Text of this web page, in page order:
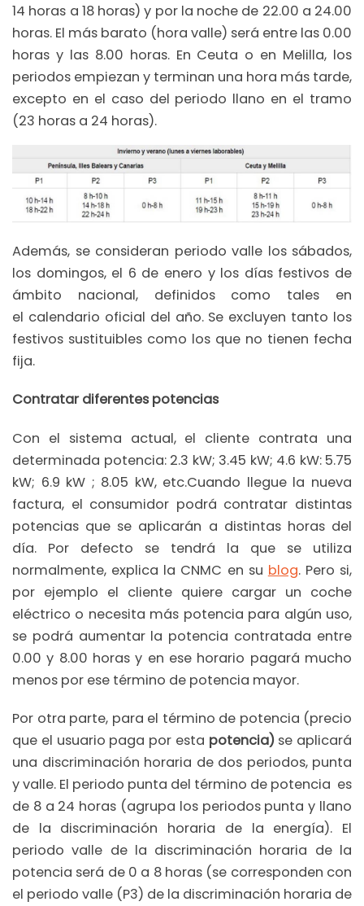
14 horas a 18 horas) y por la noche de 22.00 a 24.00
horas. El más barato (hora valle) será entre las 0.00
horas y las 8.00 horas. En Ceuta o en Melilla, los
periodos empiezan y terminan una hora más tarde,
excepto en el caso del periodo llano en el tramo
(23 horas a 24 horas).
Además, se consideran periodo valle los sábados,
los domingos, el 6 de enero y los días festivos de
ámbito nacional, definidos como tales en
el calendario oficial del año. Se excluyen tanto los
festivos sustituibles como los que no tienen fecha
fija.
Contratar diferentes potencias
Con el sistema actual, el cliente contrata una
determinada potencia: 2.3 kW; 3.45 kW; 4.6 kW: 5.75
kW; 6.9 kW ; 8.05 kW, etc.Cuando llegue la nueva
factura, el consumidor podrá contratar distintas
potencias que se aplicarán a distintas horas del
día. Por defecto se tendrá la que se utiliza
normalmente, explica la CNMC en su blog. Pero si,
por ejemplo el cliente quiere cargar un coche
eléctrico o necesita más potencia para algún uso,
se podrá aumentar la potencia contratada entre
0.00 y 8.00 horas y en ese horario pagará mucho
menos por ese término de potencia mayor.
Por otra parte, para el término de potencia (precio
que el usuario paga por esta potencia)se aplicará
una discriminación horaria de dos periodos, punta
y valle. El periodo punta del término de potencia es
de 8 a 24 horas (agrupa los periodos punta y llano
de la discriminación horaria de la energía). El
periodo valle de la discriminación horaria de la
potencia será de 0 a 8 horas (se corresponden con
el periodo valle (P3) de la discriminación horaria de